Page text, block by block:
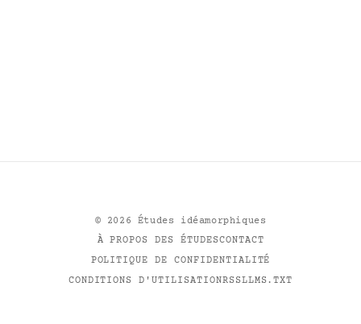
© 2026 Études idéamorphiques
À PROPOS DES ÉTUDESCONTACT
POLITIQUE DE CONFIDENTIALITÉ
CONDITIONS D'UTILISATIONRSSLLMS.TXT